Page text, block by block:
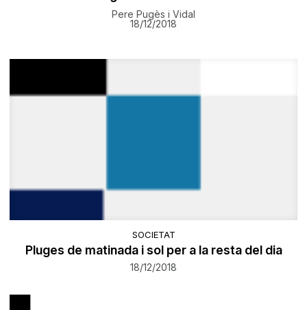
Pere Pugès i Vidal
18/12/2018
SOCIETAT
Pluges de matinada i sol per a la resta del dia
18/12/2018